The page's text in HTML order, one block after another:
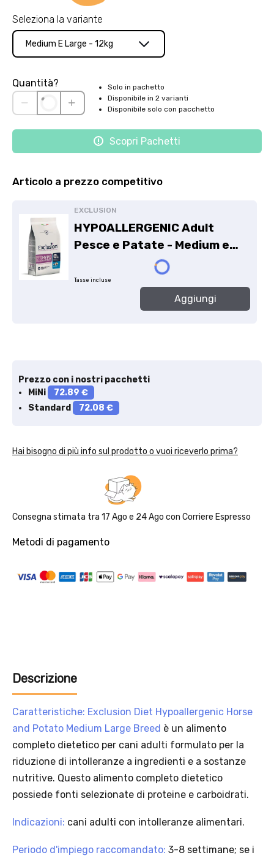
Seleziona la variante
Medium E Large - 12kg
Quantità?
Solo in pachetto
Disponibile in 2 varianti
Disponibile solo con pacchetto
Scopri Pachetti
Articolo a prezzo competitivo
EXCLUSION
HYPOALLERGENIC Adult
Pesce e Patate - Medium e
Tasse incluse
Aggiungi
Prezzo con i nostri pacchetti
MiNi
72.89 €
Standard
72.08 €
Hai bisogno di più info sul prodotto o vuoi riceverlo prima?
Consegna stimata tra 17 Ago e 24 Ago con Corriere Espresso
Metodi di pagamento
Descrizione
Caratteristiche: Exclusion Diet Hypoallergenic Horse
and Potato Medium Large Breed è un alimento
completo dietetico per cani adulti formulato per la
riduzione di intolleranze a ingredienti e a sostanze
nutritive. Questo alimento completo dietetico
possiede fonti selezionate di proteine e carboidrati.
Indicazioni: cani adulti con intolleranze alimentari.
Periodo d'impiego raccomandato: 3-8 settimane; se i
Solo per te: -5% su Platinum
Aggiungi un prodotto Platinum al carrello e ricevi il 5 %
sconto, con spedizione tramite
.